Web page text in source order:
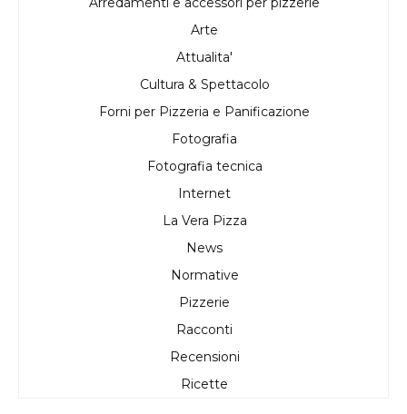
Arte
Attualita'
Cultura & Spettacolo
Forni per Pizzeria e Panificazione
Fotografia
Fotografia tecnica
Internet
La Vera Pizza
News
Normative
Pizzerie
Racconti
Recensioni
Ricette